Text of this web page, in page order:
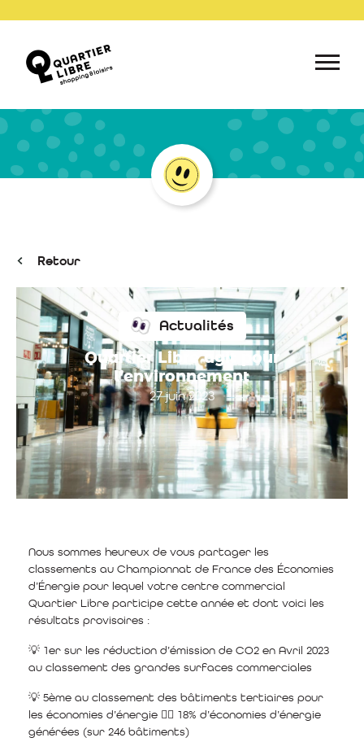
Retour
Actualités
Quartier Libre agit pour
l’environnement
27 juin 2023
Nous sommes heureux de vous partager les
classements au Championnat de France des Économies
d’Énergie pour lequel votre centre commercial
Quartier Libre participe cette année et dont voici les
résultats provisoires :
💡 1er sur les réduction d’émission de CO2 en Avril 2023
au classement des grandes surfaces commerciales
💡 5ème au classement des bâtiments tertiaires pour
les économies d’énergie 👉🏼 18% d’économies d’énergie
générées (sur 246 bâtiments)